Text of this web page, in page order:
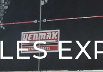
LES